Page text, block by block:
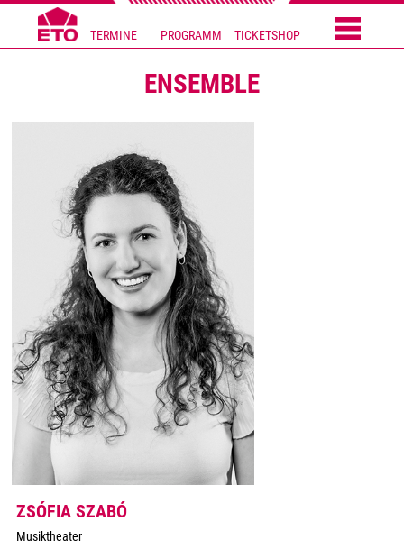
TERMINE PROGRAMM TICKETSHOP
ENSEMBLE
ZSÓFIA SZABÓ
Musiktheater